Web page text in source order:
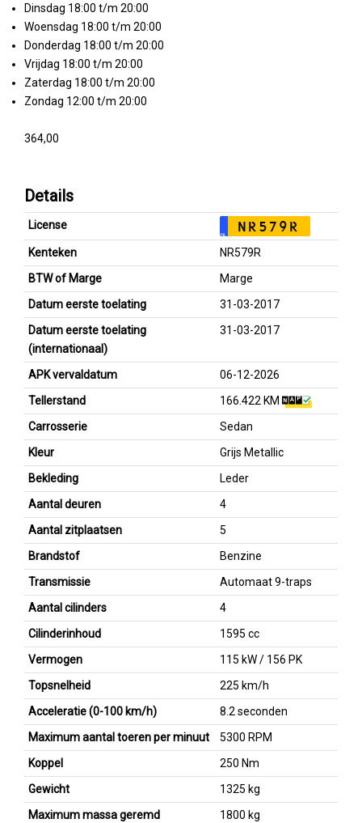
Dinsdag 18:00 t/m 20:00
Woensdag 18:00 t/m 20:00
Donderdag 18:00 t/m 20:00
Vrijdag 18:00 t/m 20:00
Zaterdag 18:00 t/m 20:00
Zondag 12:00 t/m 20:00
364,00
Details
License
NL NR579R
Kenteken
NR579R
BTW of Marge
Marge
Datum eerste toelating
31-03-2017
Datum eerste toelating
(internationaal)
31-03-2017
APK vervaldatum
06-12-2026
Tellerstand
166.422 KM
Carrosserie
Sedan
Kleur
Grijs Metallic
Bekleding
Leder
Aantal deuren
4
Aantal zitplaatsen
5
Brandstof
Benzine
Transmissie
Automaat 9-traps
Aantal cilinders
4
Cilinderinhoud
1595 cc
Vermogen
115 kW / 156 PK
Topsnelheid
225 km/h
Acceleratie (0-100 km/h)
8.2 seconden
Maximum aantal toeren per minuut
5300 RPM
Koppel
250 Nm
Gewicht
1325 kg
Maximum massa geremd
1800 kg